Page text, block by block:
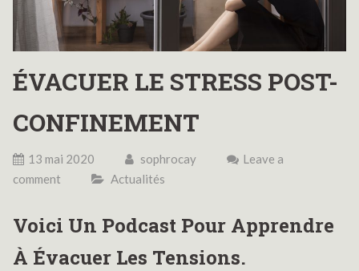
ÉVACUER LE STRESS POST-
CONFINEMENT
13 mai 2020 sophrocay
Leave a
comment
Actualités
Voici Un Podcast Pour Apprendre
À Évacuer Les Tensions.